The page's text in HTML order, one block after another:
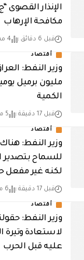
الإنذار القصوى
مكافحة الإرهاب
قبل 6 دقائق 4 مشاهدات
أقتصاد
مليون برميل
الكمية
قبل 17 دقيقة 5 مشاهدات
أقتصاد
وزير النفط:
للسماح بتصدير
لكنه غير مفعل
قبل 17 دقيقة 6 مشاهدات
أقتصاد
وزير النفط:
لاستعادة وتيرة
عليه قبل الحرب